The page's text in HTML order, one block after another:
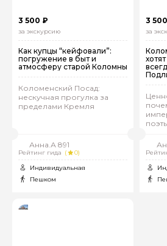
3 500 ₽
за экскурсию
Как купцы “кейфовали”:
погружение в быт и
атмосферу старой Коломны
Коломенский Посад:
нескучная прогулка за
пределами Кремля
Анна.А 891
Рейтинг гида (
0)
Индивидуальная
Пешком
3
за